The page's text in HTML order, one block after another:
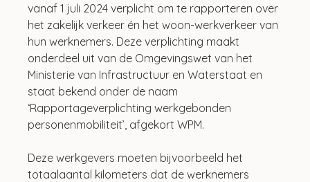
vanaf 1 juli 2024 verplicht om te rapporteren over
het zakelijk verkeer én het woon-werkverkeer van
hun werknemers. Deze verplichting maakt
onderdeel uit van de Omgevingswet van het
Ministerie van Infrastructuur en Waterstaat en
staat bekend onder de naam
‘Rapportageverplichting werkgebonden
personenmobiliteit’, afgekort WPM.
Deze werkgevers moeten bijvoorbeeld het
totaalaantal kilometers dat de werknemers